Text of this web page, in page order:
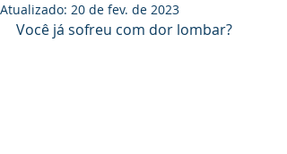
Atualizado: 20 de fev. de 2023
Você já sofreu com dor lombar?